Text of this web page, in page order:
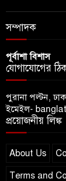
সম্পাদক
পূর্বাশা বিশাস
যোগাযোগের
পুরানা পল্টন,
ইমেইল-
প্রয়োজনীয় লিঙ্ক
About Us
Terms and